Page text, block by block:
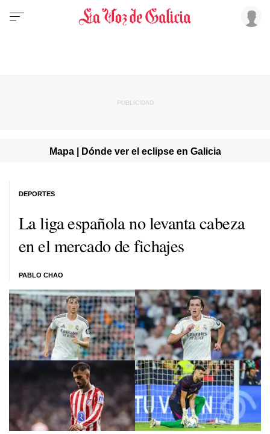
Mapa | Dónde ver el eclipse en Galicia
La liga española no levanta cabeza
en el mercado de fichajes
PABLO CHAO
DEPORTES